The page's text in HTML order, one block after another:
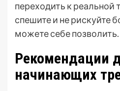
переходить к реальной
спешите и не рискуйте
можете себе позволить.
Рекомендации
начинающих